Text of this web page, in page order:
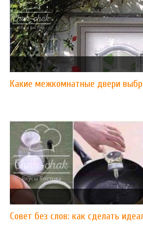
Какие межкомнатные двери
Совет без слов: как сделать